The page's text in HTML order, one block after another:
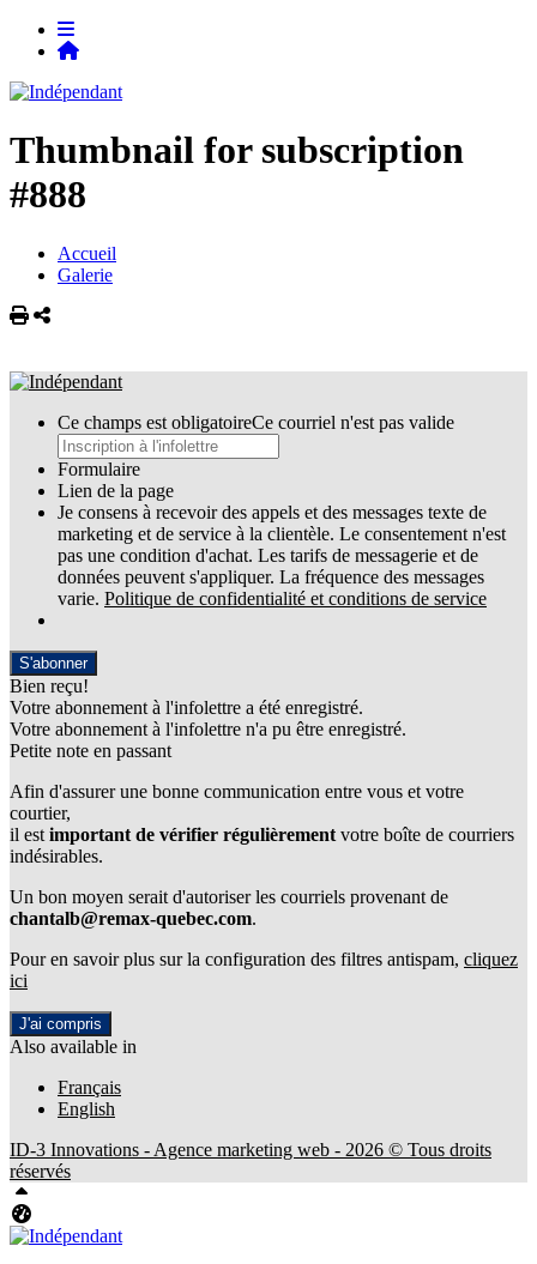
Thumbnail for subscription
#888
Accueil
Galerie
Imprimer
Partager
Ce champs est obligatoireCe courriel n'est pas valide
Formulaire
Lien de la page
Je consens à recevoir des appels et des messages texte de
marketing et de service à la clientèle. Le consentement n'est
pas une condition d'achat. Les tarifs de messagerie et de
données peuvent s'appliquer. La fréquence des messages
varie. Politique de confidentialité et conditions de service
S'abonner
Bien reçu!
Votre abonnement à l'infolettre a été enregistré.
Votre abonnement à l'infolettre n'a pu être enregistré.
Petite note en passant
Afin d'assurer une bonne communication entre vous et votre
courtier,
il est important de vérifier régulièrement votre boîte de courriers
indésirables.
Un bon moyen serait d'autoriser les courriels provenant de
chantalb@remax-quebec.com.
Pour en savoir plus sur la configuration des filtres antispam, cliquez
ici
J'ai compris
Also available in
Français
English
ID-3 Innovations - Agence marketing web - 2026 © Tous droits
réservés